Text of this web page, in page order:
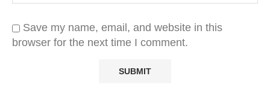
Save my name, email, and website in this
browser for the next time I comment.